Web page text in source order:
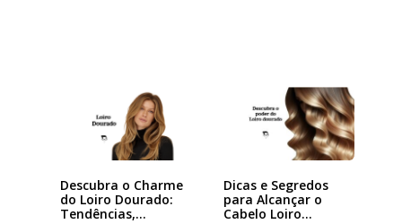
Descubra o Charme
do Loiro Dourado:
Tendências,…
Dicas e Segredos
para Alcançar o
Cabelo Loiro…